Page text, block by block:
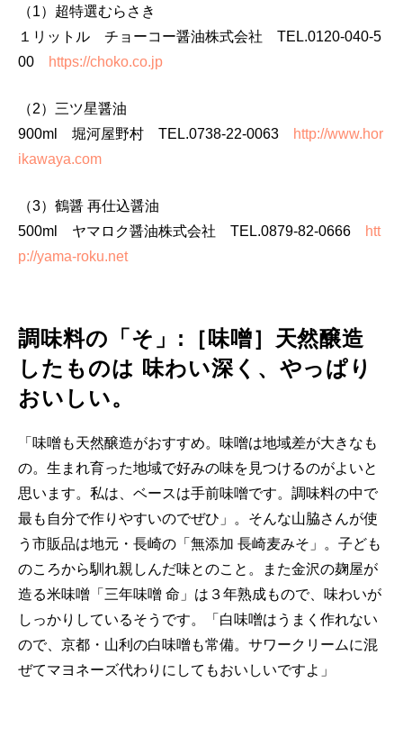
（1）超特選むらさき
１リットル チョーコー醤油株式会社 TEL.0120-040-5
00
https://choko.co.jp
（2）三ツ星醤油
900ml 堀河屋野村 TEL.0738-22-0063
http://www.hor
ikawaya.com
（3）鶴醤 再仕込醤油
500ml ヤマロク醤油株式会社 TEL.0879-82-0666
htt
p://yama-roku.net
調味料の「そ」:［味噌］天然醸造
したものは 味わい深く、やっぱり
おいしい。
「味噌も天然醸造がおすすめ。味噌は地域差が大きなも
の。生まれ育った地域で好みの味を見つけるのがよいと
思います。私は、ベースは手前味噌です。調味料の中で
最も自分で作りやすいのでぜひ」。そんな山脇さんが使
う市販品は地元・長崎の「無添加 長崎麦みそ」。子ども
のころから馴れ親しんだ味とのこと。また金沢の麹屋が
造る米味噌「三年味噌 命」は３年熟成もので、味わいが
しっかりしているそうです。「白味噌はうまく作れない
ので、京都・山利の白味噌も常備。サワークリームに混
ぜてマヨネーズ代わりにしてもおいしいですよ」